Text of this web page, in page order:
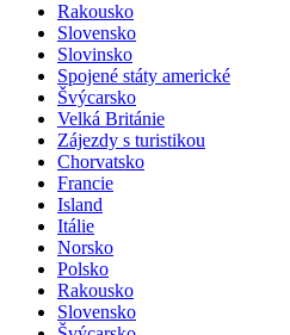
Rakousko
Slovensko
Slovinsko
Spojené státy americké
Švýcarsko
Velká Británie
Zájezdy s turistikou
Chorvatsko
Francie
Island
Itálie
Norsko
Polsko
Rakousko
Slovensko